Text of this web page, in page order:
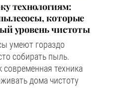
технологиям:
которые
уровень чистоты
умеют гораздо
собирать пыль.
современная техника
дома чистоту